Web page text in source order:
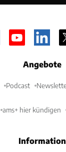
Angebote
Podcast
ams+ hier kündigen
Information